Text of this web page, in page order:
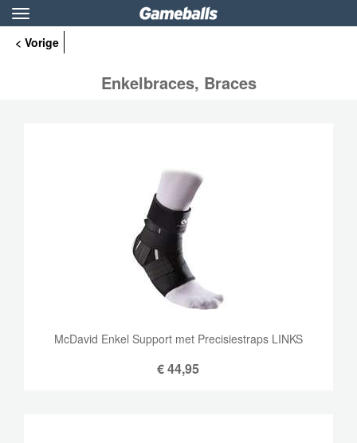
Toggle
navigation
< Vorige
Enkelbraces, Braces
McDavid Enkel Support met Precisiestraps LINKS
€44,95